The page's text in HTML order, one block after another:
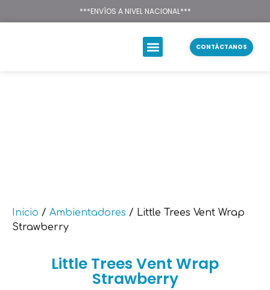
Texsal Venezuela –
***ENVÍOS A NIVEL NACIONAL***
CONTÁCTANOS
Inicio / Ambientadores / Little Trees Vent Wrap
Strawberry
Little Trees Vent Wrap
Strawberry